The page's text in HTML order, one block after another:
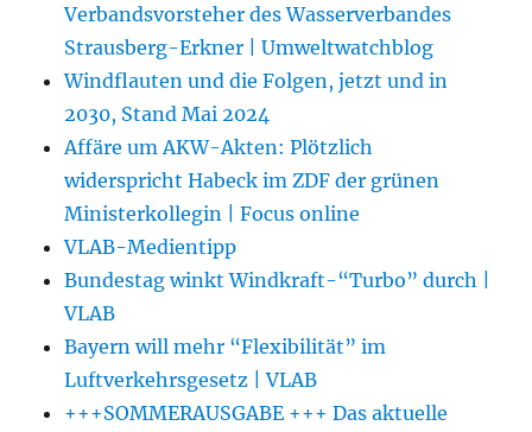
Verbandsvorsteher des Wasserverbandes
Strausberg-Erkner | Umweltwatchblog
Windflauten und die Folgen, jetzt und in
2030, Stand Mai 2024
Affäre um AKW-Akten: Plötzlich
widerspricht Habeck im ZDF der grünen
Ministerkollegin | Focus online
VLAB-Medientipp
Bundestag winkt Windkraft-“Turbo” durch |
VLAB
Bayern will mehr “Flexibilität” im
Luftverkehrsgesetz | VLAB
+++SOMMERAUSGABE +++ Das aktuelle